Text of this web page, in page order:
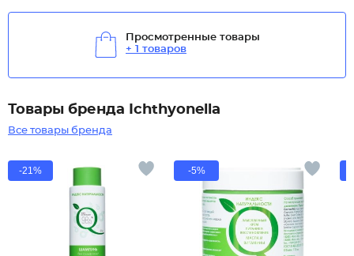
Просмотренные товары
+ 1 товаров
Товары бренда Ichthyonella
Все товары бренда
-21% -5%